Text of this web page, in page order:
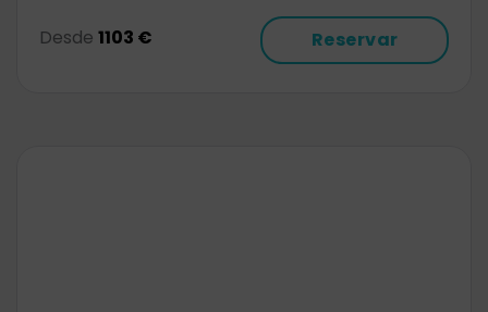
Desde 1103 € Reservar